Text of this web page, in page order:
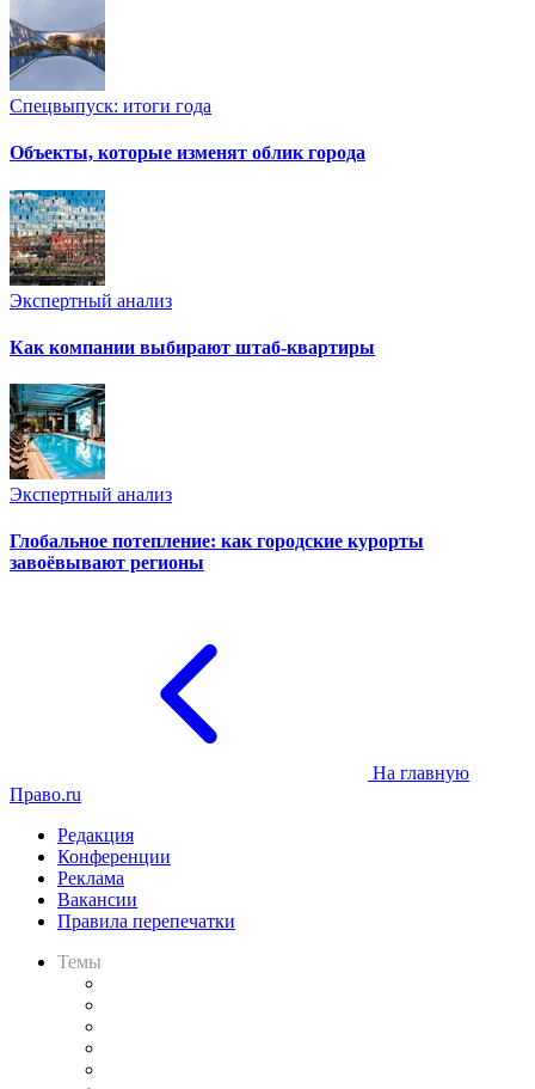
Спецвыпуск: итоги года
Объекты, которые изменят облик города
Экспертный анализ
Как компании выбирают штаб-квартиры
Экспертный анализ
Глобальное потепление: как городские курорты
завоёвывают регионы
На главную
Право.ru
Редакция
Конференции
Реклама
Вакансии
Правила перепечатки
Темы